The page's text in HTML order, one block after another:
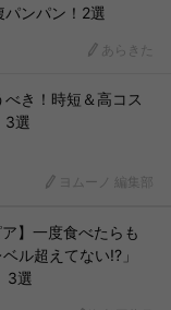
ンパン！2選
あらきた
べき！時短＆高コス
3選
ヨムーノ 編集部
】一度食べたらも
ル超えてない!?」
3選